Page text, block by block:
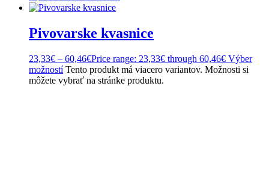
Pivovarske kvasnice
23,33€ – 60,46€Price range: 23,33€ through 60,46€ Výber
možností Tento produkt má viacero variantov. Možnosti si
môžete vybrať na stránke produktu.